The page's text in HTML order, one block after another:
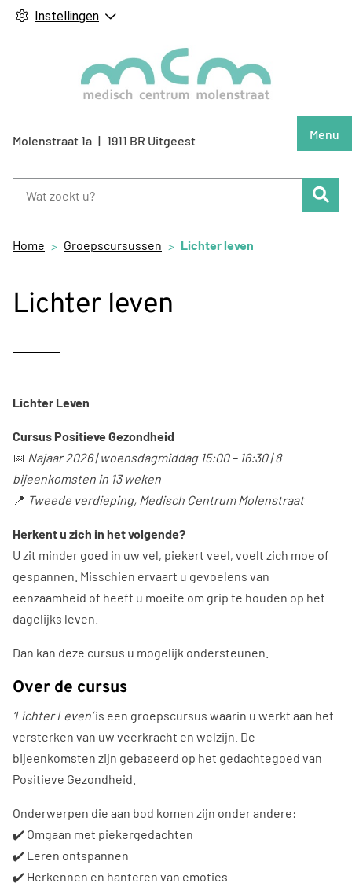
Instellingen
Menu
Molenstraat1a 1911 BR Uitgeest
Home Groepscursussen Lichter leven
Lichter leven
Lichter Leven
Cursus Positieve Gezondheid
📅 Najaar 2026 | woensdagmiddag 15:00 – 16:30 | 8
bijeenkomsten in 13 weken
📍 Tweede verdieping, Medisch Centrum Molenstraat
Herkent u zich in het volgende?
U zit minder goed in uw vel, piekert veel, voelt zich moe of
gespannen. Misschien ervaart u gevoelens van
eenzaamheid of heeft u moeite om grip te houden op het
dagelijks leven.
Dan kan deze cursus u mogelijk ondersteunen.
Over de cursus
Lichter Levenis een groepscursus waarin u werkt aan het
versterken van uw veerkracht en welzijn. De
bijeenkomsten zijn gebaseerd op het gedachtegoed van
Positieve Gezondheid.
Onderwerpen die aan bod komen zijn onder andere:
✔️ Omgaan met piekergedachten
✔️ Leren ontspannen
✔️ Herkennen en hanteren van emoties